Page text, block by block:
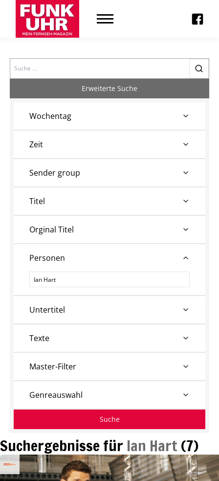
Search
Suchergebnisse für Ian Hart (7)
Erweiterte Suche
Wochentag
Zeit
Sender group
Titel
Orginal Titel
Personen
Personen
Untertitel
Texte
Master-Filter
Genreauswahl
Suche